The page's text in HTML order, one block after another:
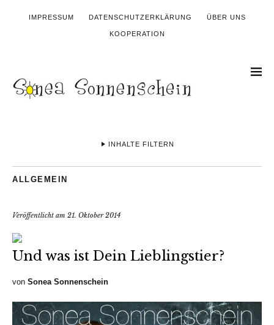
IMPRESSUM DATENSCHUTZERKLÄRUNG ÜBER UNS
KOOPERATION
INHALTE FILTERN
ALLGEMEIN
Veröffentlicht am 21. Oktober 2014
Und was ist Dein Lieblingstier?
von Sonea Sonnenschein